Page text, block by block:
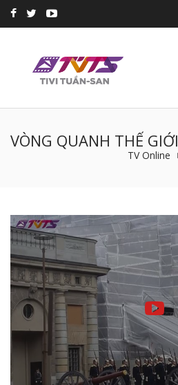
VÒNG QUANH THẾ GIỚI
TV Online